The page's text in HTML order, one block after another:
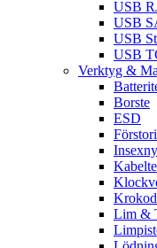
USB
USB
USB
USB
Verktyg &
Borste
ESD
Lim &